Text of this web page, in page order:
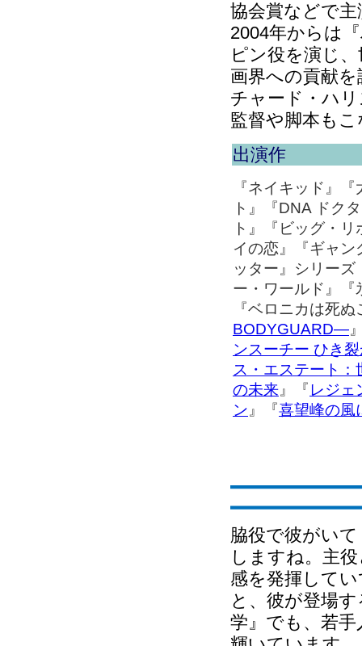
協会賞などで
2004年からは
ピン役を演じ
画界への貢献
チャード・ハ
監督や脚本も
出演作
『ネイキッド』
ト』『DNA ドク
ト』『ビッグ・
イの恋』『ギャ
ッター』シリー
ー・ワールド』『
『ベロニカは死
BODYGUARD―
ンスーチー ひき
ス・エステート
の未来 』『 レジェ
ン 』『喜望峰の風
脇役で彼がい
しますね。主
感を発揮して
と、彼が登場
学』でも、若